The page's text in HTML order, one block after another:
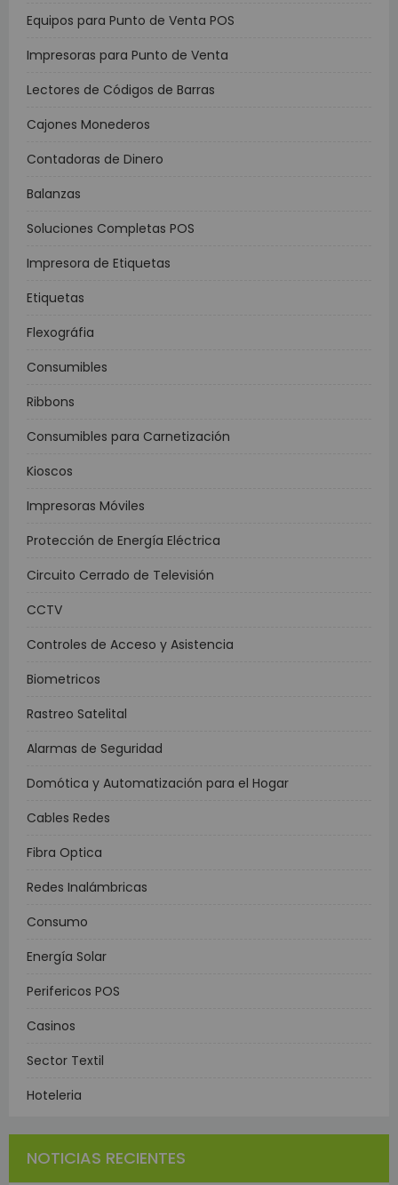
Equipos para Punto de Venta POS
Impresoras para Punto de Venta
Lectores de Códigos de Barras
Cajones Monederos
Contadoras de Dinero
Balanzas
Soluciones Completas POS
Impresora de Etiquetas
Etiquetas
Flexográfia
Consumibles
Ribbons
Consumibles para Carnetización
Kioscos
Impresoras Móviles
Protección de Energía Eléctrica
Circuito Cerrado de Televisión
CCTV
Controles de Acceso y Asistencia
Biometricos
Rastreo Satelital
Alarmas de Seguridad
Domótica y Automatización para el Hogar
Cables Redes
Fibra Optica
Redes Inalámbricas
Consumo
Energía Solar
Perifericos POS
Casinos
Sector Textil
Hoteleria
NOTICIAS RECIENTES